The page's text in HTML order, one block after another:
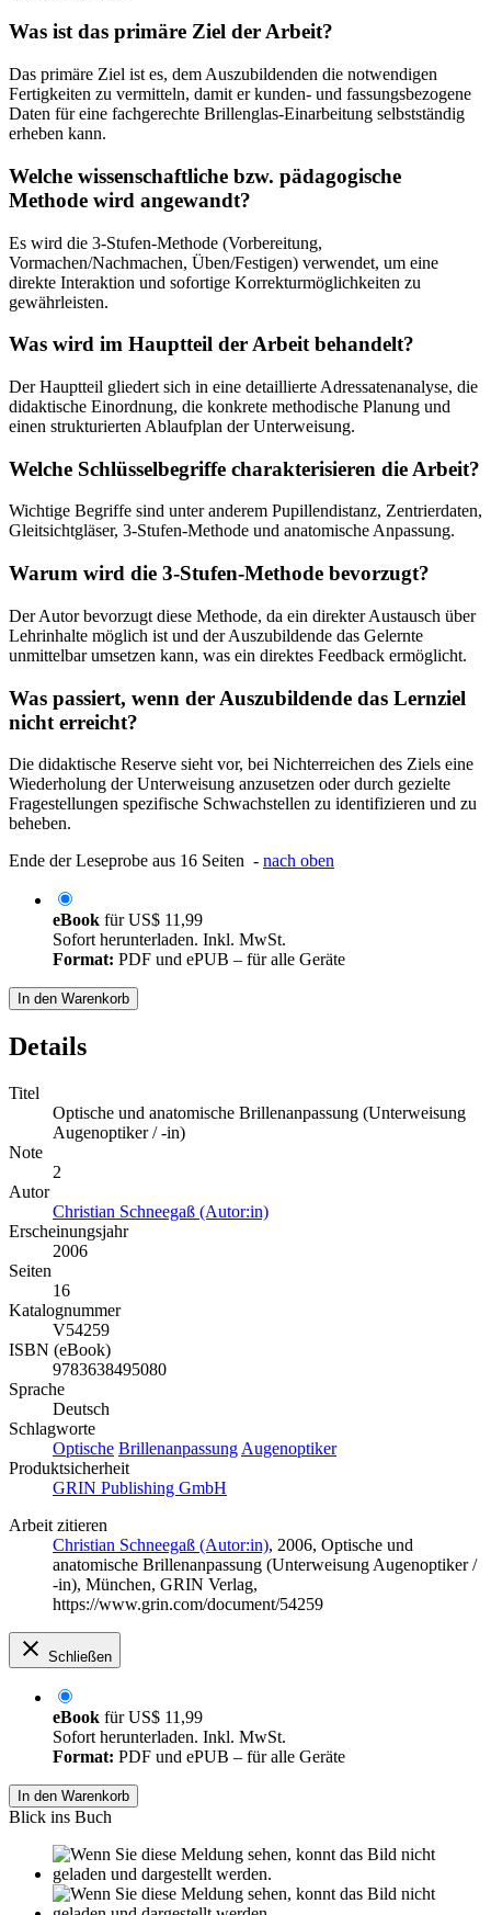
Was ist das primäre Ziel der Arbeit?
Das primäre Ziel ist es, dem Auszubildenden die notwendigen
Fertigkeiten zu vermitteln, damit er kunden- und fassungsbezogene
Daten für eine fachgerechte Brillenglas-Einarbeitung selbstständig
erheben kann.
Welche wissenschaftliche bzw. pädagogische
Methode wird angewandt?
Es wird die 3-Stufen-Methode (Vorbereitung,
Vormachen/Nachmachen, Üben/Festigen) verwendet, um eine
direkte Interaktion und sofortige Korrekturmöglichkeiten zu
gewährleisten.
Was wird im Hauptteil der Arbeit behandelt?
Der Hauptteil gliedert sich in eine detaillierte Adressatenanalyse, die
didaktische Einordnung, die konkrete methodische Planung und
einen strukturierten Ablaufplan der Unterweisung.
Welche Schlüsselbegriffe charakterisieren die Arbeit?
Wichtige Begriffe sind unter anderem Pupillendistanz, Zentrierdaten,
Gleitsichtgläser, 3-Stufen-Methode und anatomische Anpassung.
Warum wird die 3-Stufen-Methode bevorzugt?
Der Autor bevorzugt diese Methode, da ein direkter Austausch über
Lehrinhalte möglich ist und der Auszubildende das Gelernte
unmittelbar umsetzen kann, was ein direktes Feedback ermöglicht.
Was passiert, wenn der Auszubildende das Lernziel
nicht erreicht?
Die didaktische Reserve sieht vor, bei Nichterreichen des Ziels eine
Wiederholung der Unterweisung anzusetzen oder durch gezielte
Fragestellungen spezifische Schwachstellen zu identifizieren und zu
beheben.
Ende der Leseprobe aus 16 Seiten - nach oben
eBook fürUS$ 11,99
Sofort herunterladen. Inkl. MwSt.
Format: PDF und ePUB – für alle Geräte
In den Warenkorb
Details
Titel
Optische und anatomische Brillenanpassung (Unterweisung
Augenoptiker / -in)
Note
2
Autor
Christian Schneegaß (Autor:in)
Erscheinungsjahr
2006
Seiten
16
Katalognummer
V54259
ISBN (eBook)
9783638495080
Sprache
Deutsch
Schlagworte
Optische Brillenanpassung Augenoptiker
Produktsicherheit
GRIN Publishing GmbH
Arbeit zitieren
Christian Schneegaß (Autor:in), 2006, Optische und
anatomische Brillenanpassung (Unterweisung Augenoptiker /
-in), München, GRIN Verlag,
https://www.grin.com/document/54259
Schließen
eBook fürUS$ 11,99
Sofort herunterladen. Inkl. MwSt.
Format: PDF und ePUB – für alle Geräte
In den Warenkorb
Blick ins Buch